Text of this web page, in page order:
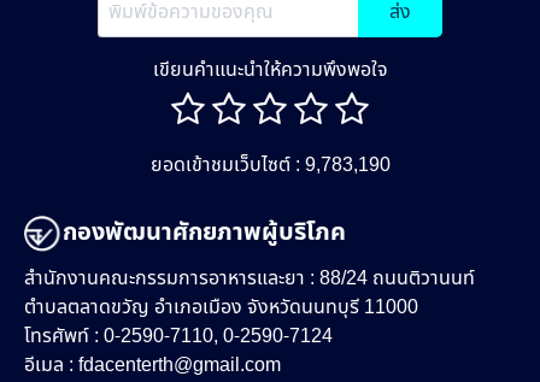
ส่ง
เขียนคำแนะนำให้ความพึงพอใจ
ยอดเข้าชมเว็บไซต์ : 9,783,190
กองพัฒนาศักยภาพผู้บริโภค
สำนักงานคณะกรรมการอาหารและยา : 88/24 ถนนติวานนท์
ตำบลตลาดขวัญ อำเภอเมือง จังหวัดนนทบุรี 11000
โทรศัพท์ : 0-2590-7110, 0-2590-7124
อีเมล : fdacenterth@gmail.com